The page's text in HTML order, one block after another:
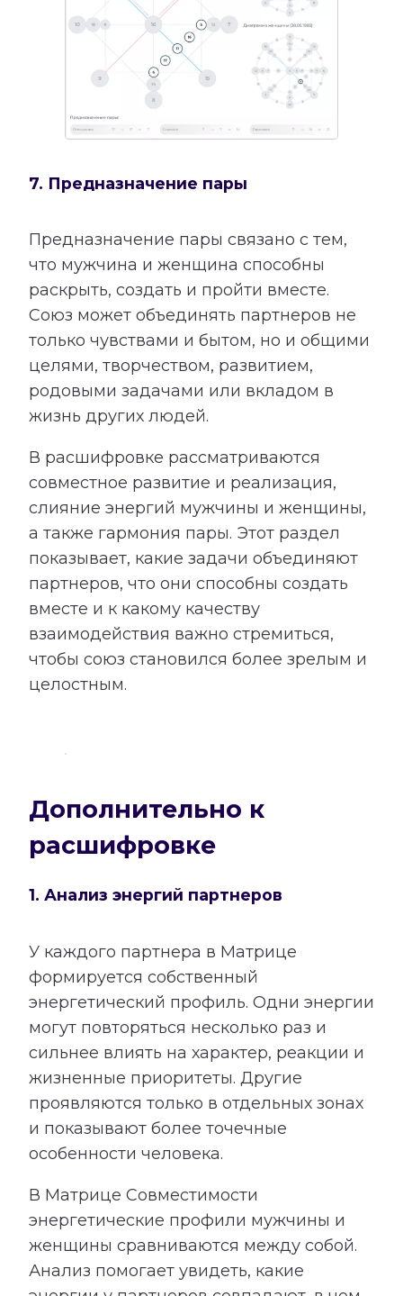
7. Предназначение пары
Предназначение пары связано с тем,
что мужчина и женщина способны
раскрыть, создать и пройти вместе.
Союз может объединять партнеров не
только чувствами и бытом, но и общими
целями, творчеством, развитием,
родовыми задачами или вкладом в
жизнь других людей.
В расшифровке рассматриваются
совместное развитие и реализация,
слияние энергий мужчины и женщины,
а также гармония пары. Этот раздел
показывает, какие задачи объединяют
партнеров, что они способны создать
вместе и к какому качеству
взаимодействия важно стремиться,
чтобы союз становился более зрелым и
целостным.
Дополнительно к
расшифровке
1. Анализ энергий партнеров
У каждого партнера в Матрице
формируется собственный
энергетический профиль. Одни энергии
могут повторяться несколько раз и
сильнее влиять на характер, реакции и
жизненные приоритеты. Другие
проявляются только в отдельных зонах
и показывают более точечные
особенности человека.
В Матрице Совместимости
энергетические профили мужчины и
женщины сравниваются между собой.
Анализ помогает увидеть, какие